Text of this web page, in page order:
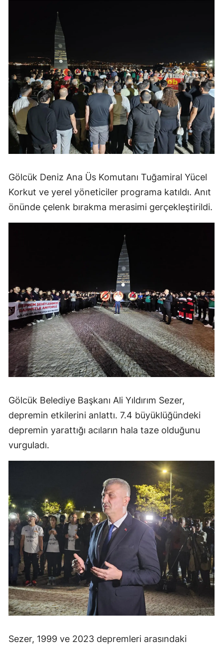
Gölcük Deniz Ana Üs Komutanı Tuğamiral Yücel
Korkut ve yerel yöneticiler programa katıldı. Anıt
önünde çelenk bırakma merasimi gerçekleştirildi.
Gölcük Belediye Başkanı Ali Yıldırım Sezer,
depremin etkilerini anlattı. 7.4 büyüklüğündeki
depremin yarattığı acıların hala taze olduğunu
vurguladı.
Sezer, 1999 ve 2023 depremleri arasındaki